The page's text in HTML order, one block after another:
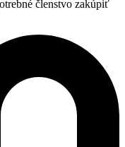
členstvo zakúpiť